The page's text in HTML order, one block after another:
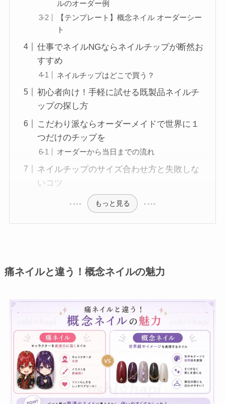
ルのオーダー例
【テンプレート】概念ネイル オーダーシー
ト
仕事でネイルNGならネイルチップが断然お
すすめ
ネイルチップはどこで買う？
初心者向け！手軽に試せる既製品ネイルチ
ップの探し方
こだわり派ならオーダーメイドで世界に１
つだけのチップを
オーダーから当日までの流れ
ネイルチップのサイズ合わせ方と失敗しな
いコツ
もっと見る
痛ネイルと違う！概念ネイルの魅力